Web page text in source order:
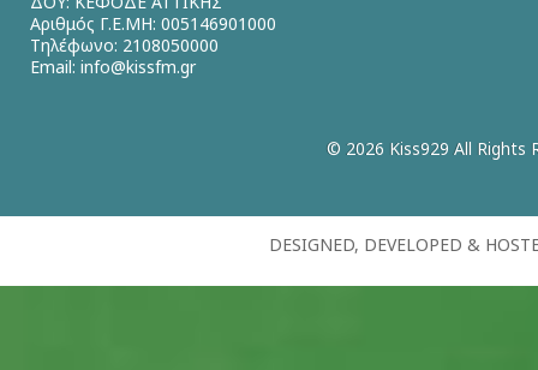
Αριθμός Γ.Ε.ΜΗ: 005146901000
Τηλέφωνο: 2108050000
Email: info@kissfm.gr
© 2026 Kiss929 All Rights
DESIGNED, DEVELOPED &